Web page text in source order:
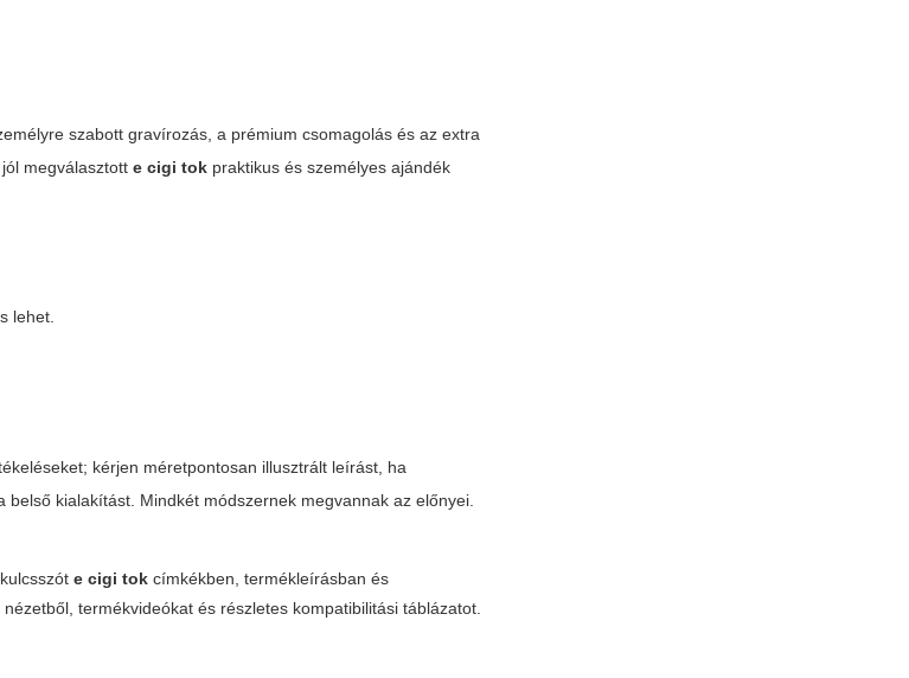
szabott gravírozás, a prémium csomagolás és az extra
jól megválasztotte cigi tok praktikus és személyes ajándék
lehet.
kérjen méretpontosan illusztrált leírást, ha
kialakítást. Mindkét módszernek megvannak az előnyei.
e cigi tok címkékben, termékleírásban és
termékvideókat és részletes kompatibilitási táblázatot.